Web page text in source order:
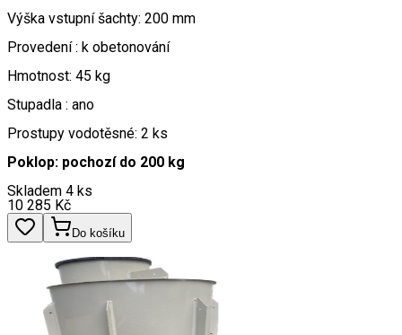
Výška vstupní šachty: 200 mm
Provedení : k obetonování
Hmotnost: 45 kg
Stupadla : ano
Prostupy vodotěsné: 2 ks
Poklop: pochozí do 200 kg
Skladem 4 ks
10 285 Kč
Do košíku